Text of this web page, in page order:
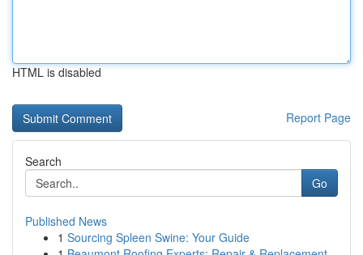
HTML is disabled
Report Page
Search
Go
Published News
1 Sourcing Spleen Swine: Your Guide